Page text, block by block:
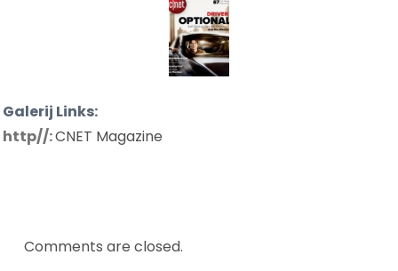
Galerij Links:
http//:CNET Magazine
Comments are closed.